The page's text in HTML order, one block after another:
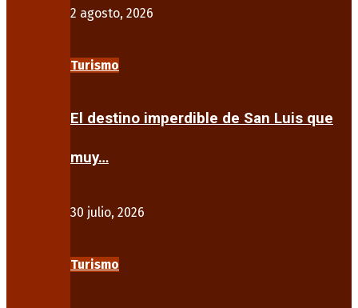
2 agosto, 2026
Turismo
El destino imperdible de San Luis que
muy…
30 julio, 2026
Turismo